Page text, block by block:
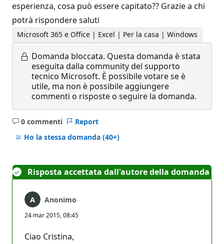
esperienza, cosa può essere capitato?? Grazie a chi
potrà rispondere saluti
Microsoft 365 e Office | Excel | Per la casa | Windows
Domanda bloccata. Questa domanda è stata
eseguita dalla community del supporto
tecnico Microsoft. È possibile votare se è
utile, ma non è possibile aggiungere
commenti o risposte o seguire la domanda.
0 commenti
Nessun
commento
Report
Ho la stessa domanda (40+)
Risposta accettata dall'autore della domanda
Anonimo
24 mar 2015, 08:45
Ciao Cristina,